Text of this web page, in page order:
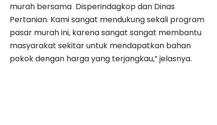
murah bersama Disperindagkop dan Dinas
Pertanian. Kami sangat mendukung sekali program
pasar murah ini, karena sangat sangat membantu
masyarakat sekitar untuk mendapatkan bahan
pokok dengan harga yang terjangkau,” jelasnya.